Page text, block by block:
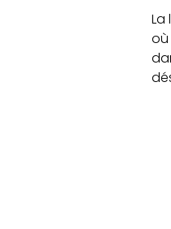
La
où